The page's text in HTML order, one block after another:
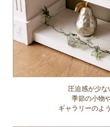
圧迫感が少な
季節の小物
ギャラリーのよ